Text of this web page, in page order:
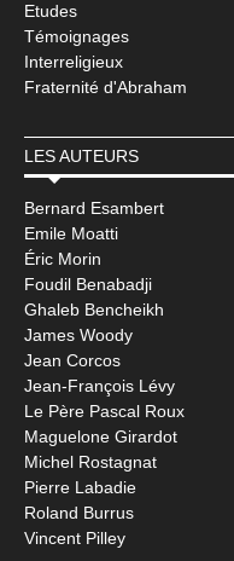
Etudes
Témoignages
Interreligieux
Fraternité d'Abraham
LES AUTEURS
Bernard Esambert
Emile Moatti
Éric Morin
Foudil Benabadji
Ghaleb Bencheikh
James Woody
Jean Corcos
Jean-François Lévy
Le Père Pascal Roux
Maguelone Girardot
Michel Rostagnat
Pierre Labadie
Roland Burrus
Vincent Pilley